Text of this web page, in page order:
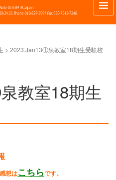
> 2023.Jan13①泉教室18期生受験校
教室18期生
想はこちらです。